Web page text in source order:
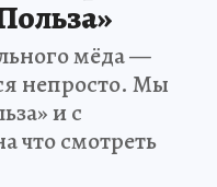
мёда —
непросто. Мы
и с
что смотреть